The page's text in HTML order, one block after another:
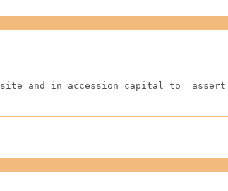
site and in accession capital to